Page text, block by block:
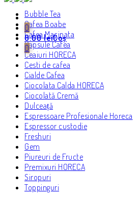
0
0.00leiCoș
0
Bubble Tea
Cafea Boabe
Cafea Macinata
Capsule Cafea
Ceaiuri HORECA
Cesti de cafea
Cialde Cafea
Ciocolata Calda HORECA
Ciocolată Cremă
Dulceață
Espressoare Profesionale Horeca
Espressor custodie
Freshuri
Gem
Piureuri de Fructe
Premixuri HORECA
Siropuri
Toppinguri